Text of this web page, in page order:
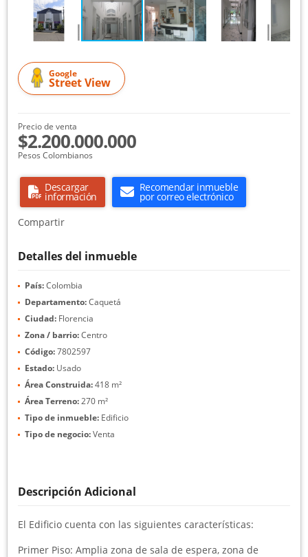
Google
Street View
Precio de venta
$2.200.000.000
Pesos Colombianos
Descargar
información
Recomendar inmueble
por correo electrónico
Compartir
Detalles del inmueble
País:Colombia
Departamento:Caquetá
Ciudad: Florencia
Zona / barrio:Centro
Código:7802597
Estado: Usado
Área Construida:418 m²
Área Terreno:270 m²
Tipo de inmueble: Edificio
Tipo de negocio:Venta
Descripción Adicional
El Edificio cuenta con las siguientes características:
Primer Piso: Amplia zona de sala de espera, zona de